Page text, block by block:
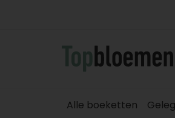
Alle boeketten